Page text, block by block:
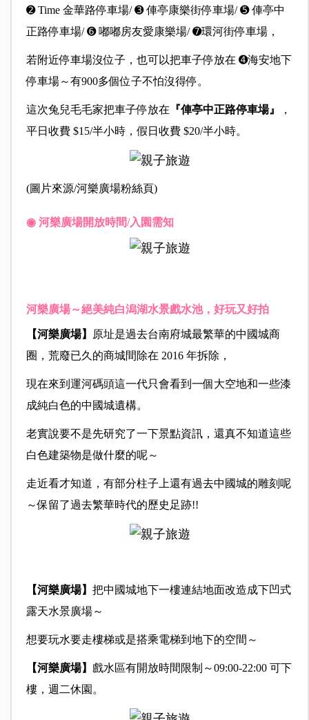
➋ Time 金華路停車場/ ➌ 俥亭康樂街停車場/ ➎ 俥亭中
正路停車場/ ➏ 嘟嘟房友愛康樂場/ ➐環河街停車場，
若附近停車場沒位子，也可以把車子停放在 ➍海安地下
停車場～有900多個位子不怕沒得停。
這次兔兒毛毛家把車子停放在 『俥亭中正路停車場』
，
平日收費 $15/半小時，假日收費 $20/半小時。
(圖片來源/河樂廣場粉絲頁)
◉ 河樂廣場開放時間/入園需知
河樂廣場～絕美純白潟湖水景戲水池，好玩又好拍
【河樂廣場】
原址是過去台南府城最繁華的中國城商
圈，荒廢已久的商城間除在 2016 年拆除，
現在來到運河碼頭這一代只會看到一個大空地和一些漆
成純白色的中國城遺構。
老實說要不是先研究了一下景點資訊，還真不知道這些
白色建築物是做什麼的呢～
走近看才知道，有部分柱子上還有過去中國城的雕刻呢
～保留了過去繁華時代的歷史足跡!!
【河樂廣場】 把中國城地下一樓連結地面改造成下凹式
露天水景廣場～
想要玩水要走樓梯或是搭乘電梯到地下的空間～
【河樂廣場】 戲水區有開放時間限制～09:00-22:00 可下
樓，週二休園。